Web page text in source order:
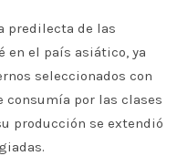
predilecta de las
en el país asiático, ya
seleccionados con
consumía por las clases
producción se extendió